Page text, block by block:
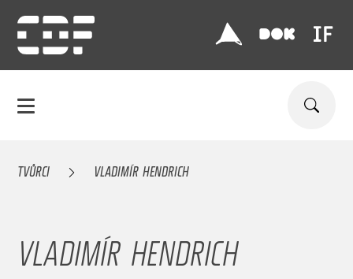
TVŮRCI VLADIMÍR HENDRICH
VLADIMÍR HENDRICH